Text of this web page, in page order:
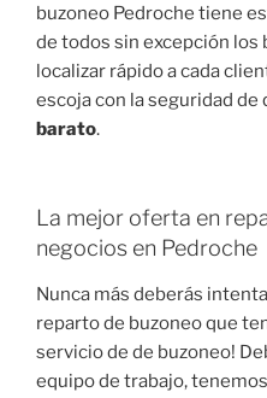
buzoneo Pedroche tiene
de todos sin excepción los
localizar rápido a cada
escoja con la seguridad de
barato.
La mejor oferta en
negocios en Pedroche
Nunca más deberás
reparto de buzoneo que
servicio de de buzoneo!
equipo de trabajo,